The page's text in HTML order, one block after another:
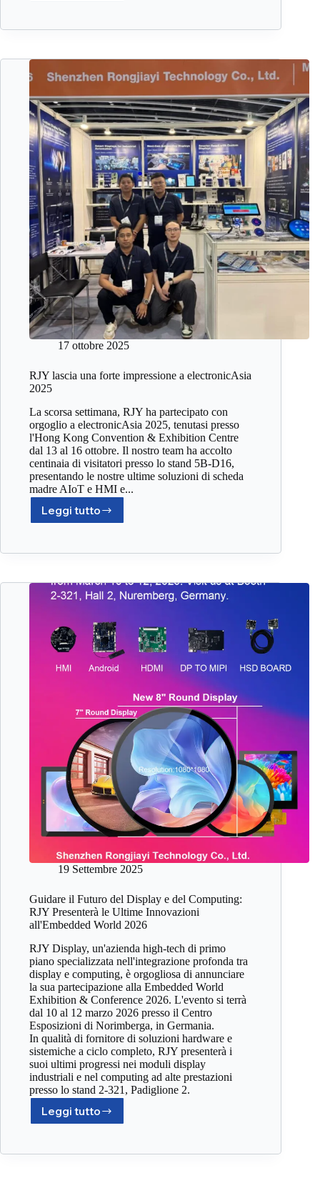
17 ottobre 2025
RJY lascia una forte impressione a electronicAsia
2025
La scorsa settimana, RJY ha partecipato con
orgoglio a electronicAsia 2025, tenutasi presso
l'Hong Kong Convention & Exhibition Centre
dal 13 al 16 ottobre. Il nostro team ha accolto
centinaia di visitatori presso lo stand 5B-D16,
presentando le nostre ultime soluzioni di scheda
madre AIoT e HMI e...
Leggi tutto
19 Settembre 2025
Guidare il Futuro del Display e del Computing:
RJY Presenterà le Ultime Innovazioni
all'Embedded World 2026
RJY Display, un'azienda high-tech di primo
piano specializzata nell'integrazione profonda tra
display e computing, è orgogliosa di annunciare
la sua partecipazione alla Embedded World
Exhibition & Conference 2026. L'evento si terrà
dal 10 al 12 marzo 2026 presso il Centro
Esposizioni di Norimberga, in Germania.
In qualità di fornitore di soluzioni hardware e
sistemiche a ciclo completo, RJY presenterà i
suoi ultimi progressi nei moduli display
industriali e nel computing ad alte prestazioni
presso lo stand 2-321, Padiglione 2.
Leggi tutto